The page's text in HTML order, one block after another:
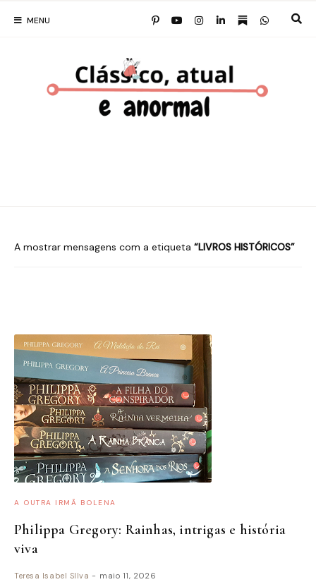
MENU
A mostrar mensagens com a etiqueta LIVROS HISTÓRICOS
A OUTRA IRMÃ BOLENA
Philippa Gregory: Rainhas, intrigas e história
viva
Teresa Isabel SIlva - maio 11, 2026